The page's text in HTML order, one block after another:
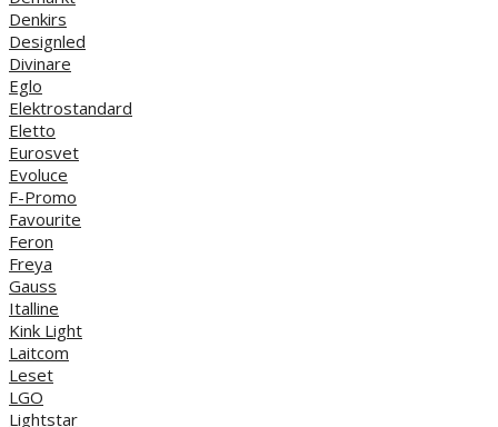
Denkirs
Designled
Divinare
Eglo
Elektrostandard
Eletto
Eurosvet
Evoluce
F-Promo
Favourite
Feron
Freya
Gauss
Italline
Kink Light
Laitcom
Leset
LGO
Lightstar